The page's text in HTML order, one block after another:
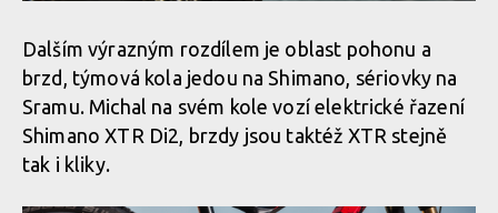
Dalším výrazným rozdílem je oblast pohonu a
brzd, týmová kola jedou na Shimano, sériovky na
Sramu. Michal na svém kole vozí elektrické řazení
Shimano XTR Di2, brzdy jsou taktéž XTR stejně
tak i kliky.